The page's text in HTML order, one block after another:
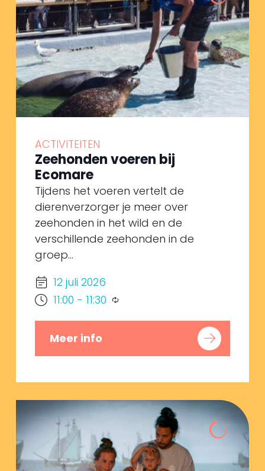
ACTIVITEITEN
Zeehonden voeren bij
Ecomare
Tijdens het voeren vertelt de
dierenverzorger je meer over
zeehonden in het wild en de
verschillende zeehonden in de
groep...
12 juli 2026
11:00 - 11:30
Meer info